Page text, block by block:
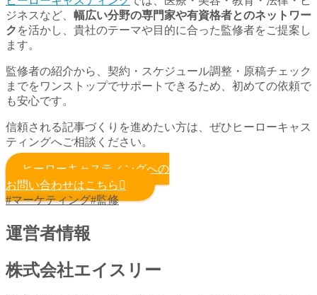
ジネスなど、 幅広い分野の専門家や有資格者とのネットワー
ク を活かし、貴社のテーマや目的に合った監修者をご提案し
ます。
監修者の紹介から、契約・スケジュール調整・原稿チェック
までをワンストップでサポートできるため、初めての依頼で
も安心です。
信頼される記事づくりを進めたい方は、ぜひヒーローキャス
ティングへご相談ください。
ヒーローキャスティングへの
お問い合わせはこちら
#マーケティング#監修
運営者情報
株式会社エイスリー